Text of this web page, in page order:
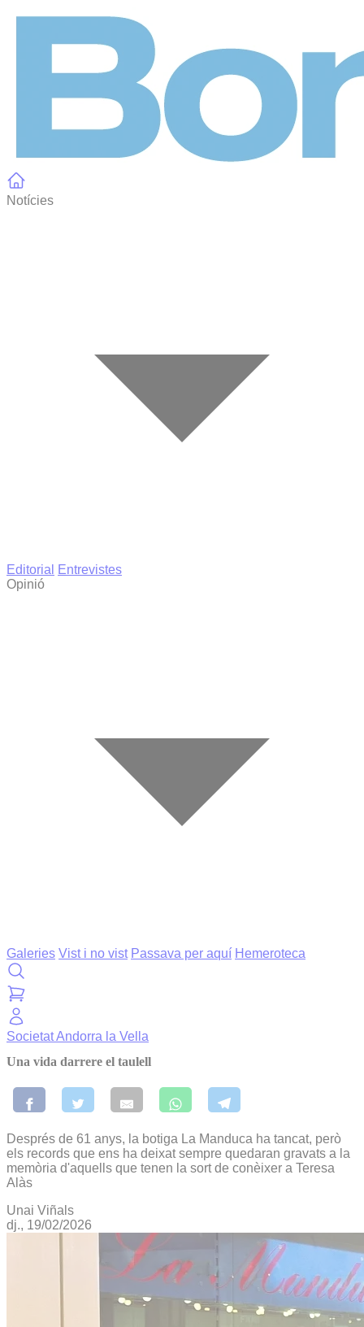
Notícies
Editorial
Entrevistes
Opinió
Galeries Vist i no vist Passava per aquí Hemeroteca
SocietatAndorra la Vella
Una vida darrere el taulell
Després de 61 anys, la botiga La Manduca ha tancat, però
els records que ens ha deixat sempre quedaran gravats a la
memòria d'aquells que tenen la sort de conèixer a Teresa
Alàs
Unai Viñals
dj., 19/02/2026